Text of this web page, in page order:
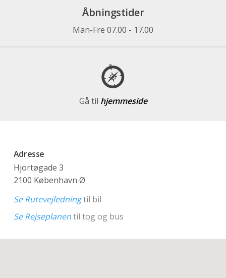
Åbningstider
Man-Fre 07.00 - 17.00
Gå til hjemmeside
Adresse
Hjortøgade 3
2100 København Ø
Se Rutevejledningtil bil
Se Rejseplanentil tog og bus